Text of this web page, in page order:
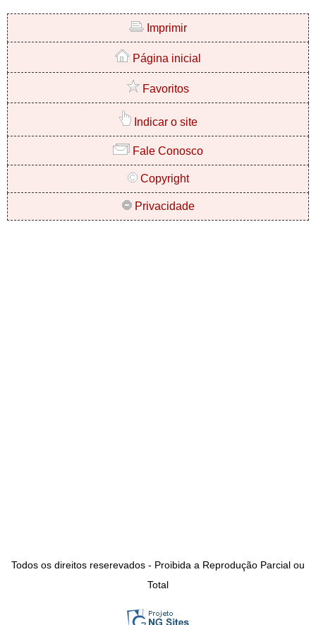
Imprimir
Página inicial
Favoritos
Indicar o site
Fale Conosco
Copyright
Privacidade
Todos os direitos reserevados - Proibida a Reprodução Parcial ou
Total